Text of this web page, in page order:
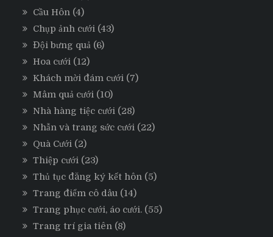
Cầu Hôn (4)
Chụp ảnh cưới (43)
Đội bưng quả (6)
Hoa cưới (12)
Khách mời đám cưới (7)
Mâm quả cưới (10)
Nhà hàng tiệc cưới (28)
Nhẫn và trang sức cưới (22)
Quà Cưới (2)
Thiệp cưới (23)
Thủ tục đăng ký kết hôn (5)
Trang điểm cô dâu (14)
Trang phục cưới, áo cưới. (55)
Trang trí gia tiên (8)